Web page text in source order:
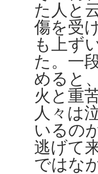
た人と
傷を受
も上ず
た。一
めると
火と重
人々は
いるの
逃げて
ではな